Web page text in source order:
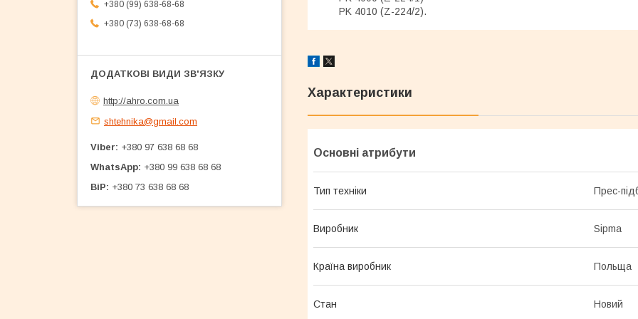
PK 4010 (Z-224/2).
Характеристики
Основні атрибути
Тип техніки Прес-
Виробник Sipma
Країна виробник Польща
Стан Новий
+380 (99) 638-68-68
+380 (73) 638-68-68
http://ahro.com.ua
shtehnika@gmail.com
Viber
+380 97 638 68 68
WhatsApp +380 99 638 68 68
BiP
+380 73 638 68 68